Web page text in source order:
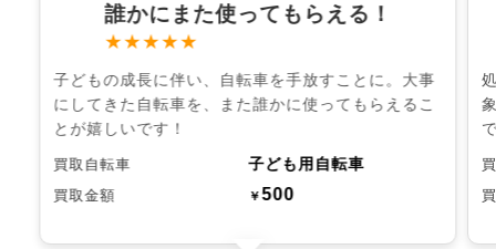
誰かにまた使ってもらえる！
★★★★★
子どもの成長に伴い、自転車を手放すことに。大事
にしてきた自転車を、また誰かに使ってもらえるこ
とが嬉しいです！
買取自転車 子ども用自転車
買取金額 ￥500